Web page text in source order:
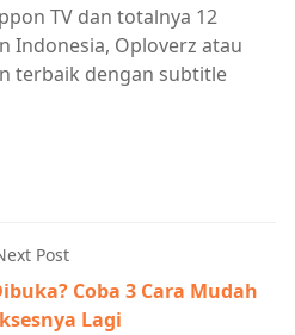
TV dan totalnya 12
Indonesia, Oploverz atau
terbaik dengan subtitle
Post
Coba 3 Cara Mudah
Lagi